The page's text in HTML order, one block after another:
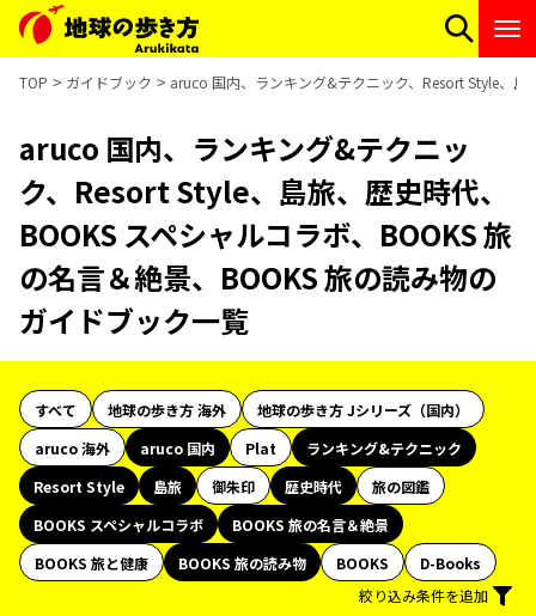
TOP ガイドブック aruco 国内、ランキング&テクニック、Resort Style、島
aruco 国内、ランキング&テクニッ
ク、Resort Style、島旅、歴史時代、
BOOKS スペシャルコラボ、BOOKS 旅
の名言＆絶景、BOOKS 旅の読み物の
ガイドブック一覧
すべて 地球の歩き方 海外
地球の歩き方 Jシリーズ（国内）
aruco 海外
aruco 国内 Plat
ランキング&テクニック
Resort Style
島旅 御朱印 歴史時代
旅の図鑑
BOOKS スペシャルコラボ
BOOKS 旅の名言＆絶景
BOOKS 旅と健康
BOOKS 旅の読み物 BOOKS
D-Books
絞り込み条件を追加